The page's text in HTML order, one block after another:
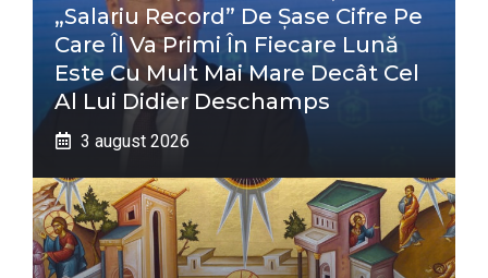
„salariu Record” De Șase Cifre Pe
Care Îl Va Primi În Fiecare Lună
Este Cu Mult Mai Mare Decât Cel
Al Lui Didier Deschamps
3 august 2026